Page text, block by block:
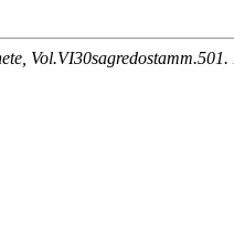
Vol.VI30sagredostamm.501.